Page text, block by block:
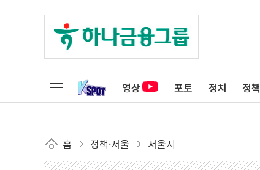
영상 포토 정치 정
홈 정책·서울 서울시